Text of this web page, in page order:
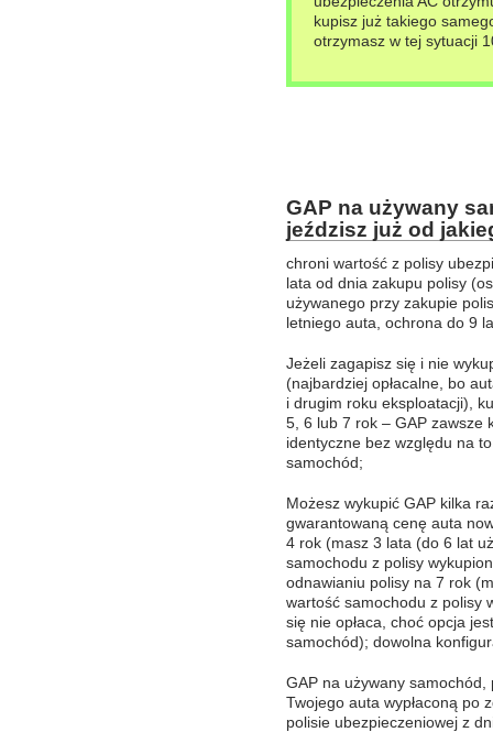
kupisz już takiego
otrzymasz w tej sytuacji
GAP na używany
jeździsz już od
chroni wartość z polisy
lata od dnia zakupu polisy
używanego przy zakupie
letniego auta, ochrona do 9
Jeżeli zagapisz się i nie
(najbardziej opłacalne, bo
i drugim roku eksploatacji),
5, 6 lub 7 rok – GAP zawsze
identyczne bez względu na
samochód;
Możesz wykupić GAP kilka
gwarantowaną cenę auta
4 rok (masz 3 lata (do 6 lat
samochodu z polisy
odnawianiu polisy na 7 rok
wartość samochodu z polisy
się nie opłaca, choć opcja
samochód); dowolna
GAP na używany
Twojego auta wypłaconą po
polisie ubezpieczeniowej z